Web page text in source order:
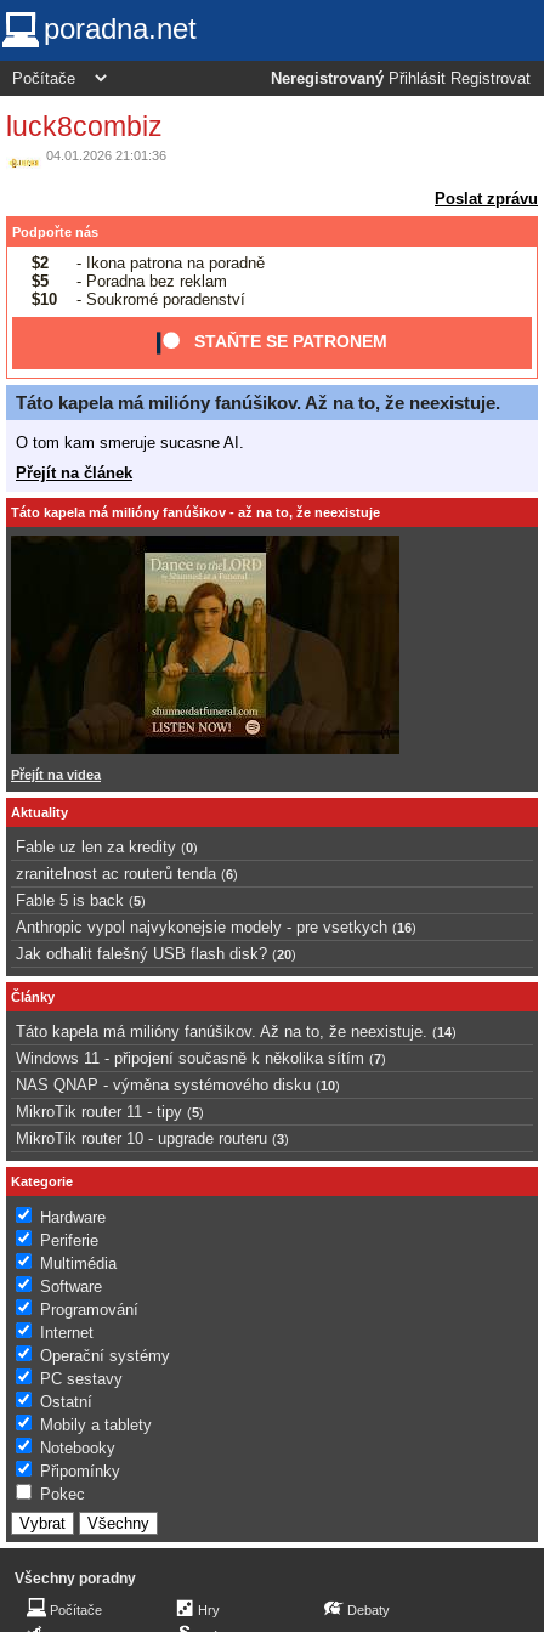
poradna.net
Neregistrovaný Přihlásit Registrovat
luck8combiz
04.01.2026 21:01:36
Poslat zprávu
Podpořte nás
$2
- Ikona patrona na poradně
$5
- Poradna bez reklam
$10
- Soukromé poradenství
STAŇTE SE PATRONEM
Táto kapela má milióny fanúšikov. Až na to, že neexistuje.
O tom kam smeruje sucasne AI.
Přejít na článek
Táto kapela má milióny fanúšikov - až na to, že neexistuje
Přejít na videa
Aktuality
Fable uz len za kredity (0)
zranitelnost ac routerů tenda (6)
Fable 5 is back (5)
Anthropic vypol najvykonejsie modely - pre vsetkych (16)
Jak odhalit falešný USB flash disk? (20)
Články
Táto kapela má milióny fanúšikov. Až na to, že neexistuje. (14)
Windows 11 - připojení současně k několika sítím (7)
NAS QNAP - výměna systémového disku (10)
MikroTik router 11 - tipy (5)
MikroTik router 10 - upgrade routeru (3)
Kategorie
Hardware
Periferie
Multimédia
Software
Programování
Internet
Operační systémy
PC sestavy
Ostatní
Mobily a tablety
Notebooky
Připomínky
Pokec
Všechny poradny
Počítače
Hry
Debaty